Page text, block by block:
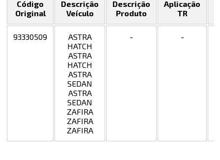
Código
Original
Descrição
Veículo
Descrição
Produto
Aplicação
TR
93330509
ASTRA
HATCH
ASTRA
HATCH
ASTRA
SEDAN
ASTRA
SEDAN
ZAFIRA
ZAFIRA
ZAFIRA
- -